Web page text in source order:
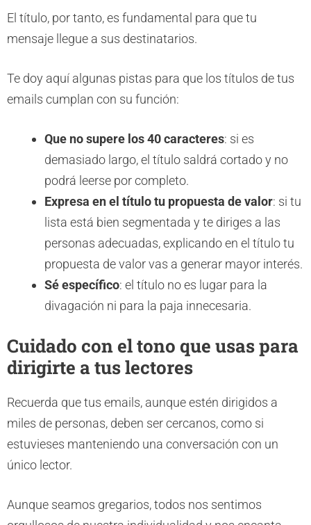
El título, por tanto, es fundamental para que tu
mensaje llegue a sus destinatarios.
Te doy aquí algunas pistas para que los títulos de tus
emails cumplan con su función:
Que no supere los 40 caracteres: si es
demasiado largo, el título saldrá cortado y no
podrá leerse por completo.
Expresa en el título tu propuesta de valor: si tu
lista está bien segmentada y te diriges a las
personas adecuadas, explicando en el título tu
propuesta de valor vas a generar mayor interés.
Sé específico: el título no es lugar para la
divagación ni para la paja innecesaria.
Cuidado con el tono que usas para
dirigirte a tus lectores
Recuerda que tus emails, aunque estén dirigidos a
miles de personas, deben ser cercanos, como si
estuvieses manteniendo una conversación con un
único lector.
Aunque seamos gregarios, todos nos sentimos